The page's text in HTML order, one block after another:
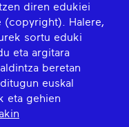
diren edukiei
(copyright). Halere,
sortu eduki
eta argitara
beretan
euskal
eta gehien